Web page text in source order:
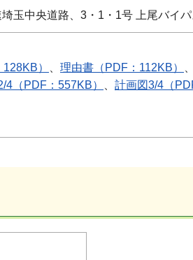
玉中央道路、3・1・1号 上尾バイパ
） 理由書（PDF：112KB）
4（PDF：557KB） 計画図3/4（